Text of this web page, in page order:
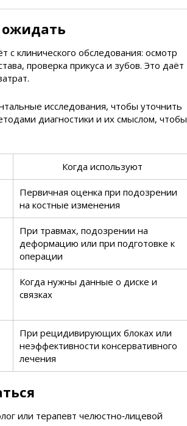
ожидать
клинического обследования: осмотр
проверка прикуса и зубов. Это даёт
исследования, чтобы уточнить
диагностики и их смыслом, чтобы
Когда используют
Первичная оценка при подозрении
на костные изменения
При травмах, подозрении на
деформацию или при подготовке к
операции
Когда нужны данные о диске и
связках
При рецидивирующих блоках или
неэффективности консервативного
лечения
или терапевт челюстно‑лицевой